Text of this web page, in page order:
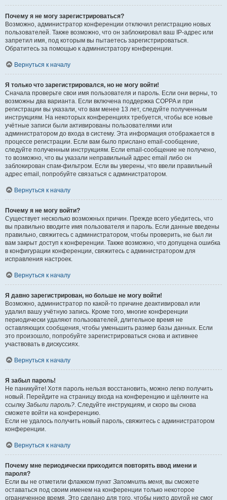
Почему я не могу зарегистрироваться?
Возможно, администратор конференции отключил регистрацию новых
пользователей. Также возможно, что он заблокировал ваш IP-адрес или
запретил имя, под которым вы пытаетесь зарегистрироваться.
Обратитесь за помощью к администратору конференции.
Вернуться к началу
Я только что зарегистрировался, но не могу войти!
Сначала проверьте свои имя пользователя и пароль. Если они верны, то
возможны два варианта. Если включена поддержка COPPA и при
регистрации вы указали, что вам менее 13 лет, следуйте полученным
инструкциям. На некоторых конференциях требуется, чтобы все новые
учётные записи были активированы пользователями или
администратором до входа в систему. Эта информация отображается в
процессе регистрации. Если вам было прислано email-сообщение,
следуйте полученным инструкциям. Если email-сообщение не получено,
то возможно, что вы указали неправильный адрес email либо он
заблокирован спам-фильтром. Если вы уверены, что ввели правильный
адрес email, попробуйте связаться с администратором.
Вернуться к началу
Почему я не могу войти?
Существует несколько возможных причин. Прежде всего убедитесь, что
вы правильно вводите имя пользователя и пароль. Если данные введены
правильно, свяжитесь с администратором, чтобы проверить, не был ли
вам закрыт доступ к конференции. Также возможно, что допущена ошибка
в конфигурации конференции, свяжитесь с администратором для
исправления настроек.
Вернуться к началу
Я давно зарегистрирован, но больше не могу войти!
Возможно, администратор по какой-то причине деактивировал или
удалил вашу учётную запись. Кроме того, многие конференции
периодически удаляют пользователей, длительное время не
оставляющих сообщения, чтобы уменьшить размер базы данных. Если
это произошло, попробуйте зарегистрироваться снова и активнее
участвовать в дискуссиях.
Вернуться к началу
Я забыл пароль!
Не паникуйте! Хотя пароль нельзя восстановить, можно легко получить
новый. Перейдите на страницу входа на конференцию и щёлкните на
ссылку Забыли пароль?. Следуйте инструкциям, и скоро вы снова
сможете войти на конференцию.
Если не удалось получить новый пароль, свяжитесь с администратором
конференции.
Вернуться к началу
Почему мне периодически приходится повторять ввод имени и
пароля?
Если вы не отметили флажком пункт Запомнить меня, вы сможете
оставаться под своим именем на конференции только некоторое
ограниченное время. Это сделано для того, чтобы никто другой не смог